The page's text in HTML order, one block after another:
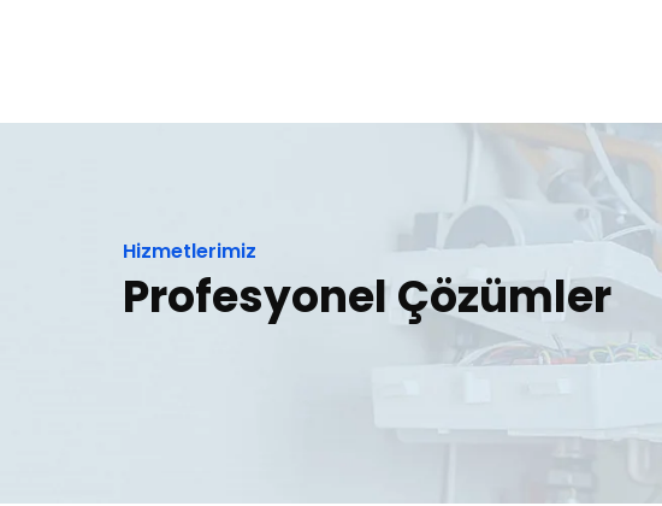
Hizmetlerimiz
Profesyonel Çözümler